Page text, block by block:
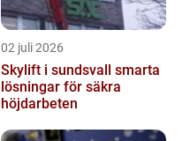
02 juli 2026
Skylift i sundsvall smarta
lösningar för säkra
höjdarbeten